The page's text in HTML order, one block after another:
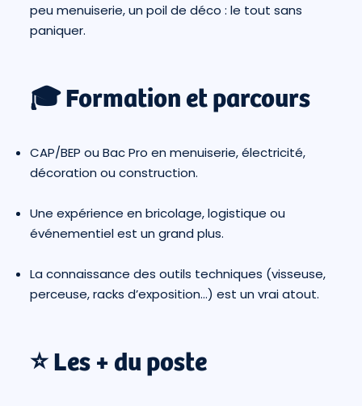
peu menuiserie, un poil de déco : le tout sans
paniquer.
🎓 Formation et parcours
CAP/BEP ou Bac Pro en menuiserie, électricité,
décoration ou construction.
Une expérience en bricolage, logistique ou
événementiel est un grand plus.
La connaissance des outils techniques (visseuse,
perceuse, racks d’exposition…) est un vrai atout.
⭐️ Les + du poste